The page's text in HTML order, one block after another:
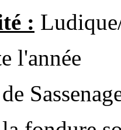
:
l'année